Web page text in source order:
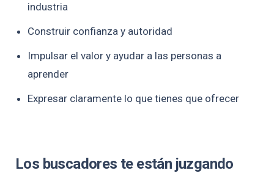
industria
Construir confianza y autoridad
Impulsar el valor y ayudar a las personas a
aprender
Expresar claramente lo que tienes que ofrecer
Los buscadores te están juzgando